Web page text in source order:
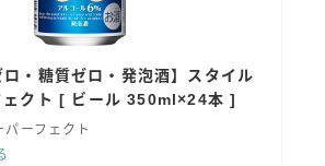
ロ・糖質ゼロ・発泡酒】スタイル
ェクト [ ビール 350ml×24本 ]
ーフェクト